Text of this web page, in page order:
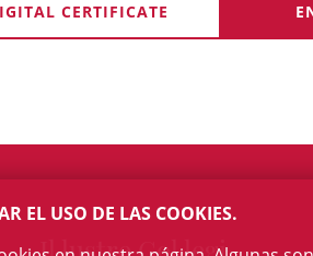
CERTIFICATE
EL USO DE LAS COOKIES.